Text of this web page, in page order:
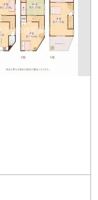
資金計画をサポー
るように審査が可
弊社のリフォームプ
たします
知見がございま